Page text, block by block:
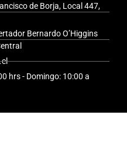
de Borja, Local 447,
Bernardo O’Higgins
hrs - Domingo: 10:00 a